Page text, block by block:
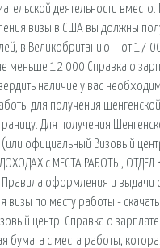
деятельности вместо.
визы в США вы должны
в Великобританию – от 17
меньше 12 000.Справка о
наличие у вас
для получения
Для получения
(или официальный Визовый
с МЕСТА РАБОТЫ, ОТДЕЛ
Правила оформления и выдачи
визы по месту работы -
центр. Справка о зарплате
бумага с места работы,